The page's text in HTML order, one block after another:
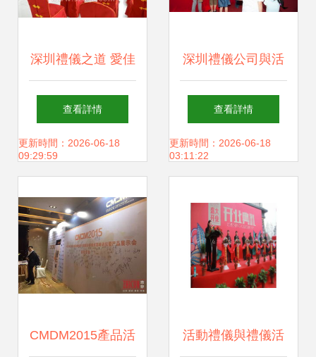
深圳禮儀之道 愛佳
禮儀策劃的力量與
價值
查看詳情
更新時間：2026-06-18
09:29:59
深圳禮儀公司與活
動策劃 愛佳禮儀的
專業服務賦能開業
查看詳情
更新時間：2026-06-18
03:11:22
CMDM2015產品活 活動禮儀與禮儀活